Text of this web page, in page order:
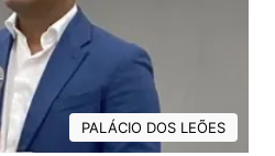
PALÁCIO DOS LEÕES